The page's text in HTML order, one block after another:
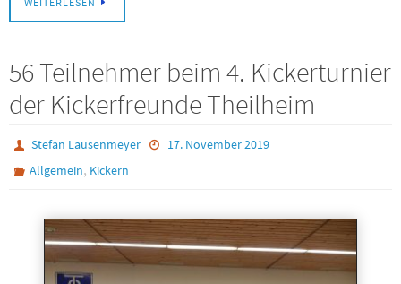
WEITERLESEN
56 Teilnehmer beim 4. Kickerturnier
der Kickerfreunde Theilheim
Stefan Lausenmeyer
17. November 2019
Allgemein, Kickern